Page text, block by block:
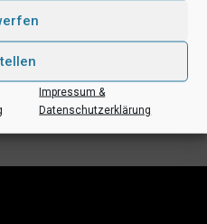
Impressum &
Datenschutzerklärung